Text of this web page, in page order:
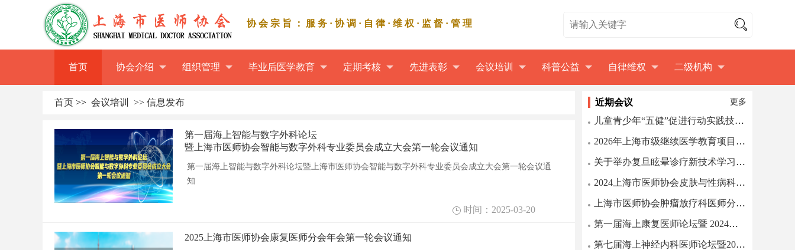
协会宗旨：服务·协调·自律·维权·监督·管理
首页 协会介绍 组织管理 毕业后医学教育 定期考核 先进表彰 会议培训 科普公益 自律维权 二级机构
首页 >> 会议培训 >> 信息发布
第一届海上智能与数字外科论坛
暨上海市医师协会智能与数字外科专业委员会成立大会第一轮会议通知
第一届海上智能与数字外科论坛暨上海市医师协会智能与数字外科专业委员会成立大会第一轮会议通
知
时间：2025-03-20
2025上海市医师协会康复医师分会年会第一轮会议通知
近期会议 更多
儿童青少年“五健”促进行动实践技能培训班
2026年上海市级继续医学教育项目招生通知
关于举办复旦眩晕诊疗新技术学习班的通知
2024上海市医师协会皮肤与性病科医师分会年会上海市医学会皮...
上海市医师协会肿瘤放疗科医师分会第七届年会第一轮通知
第一届海上康复医师论坛暨 2024上海市医师协会康复医师分会...
第七届海上神经内科医师论坛暨2022上海市医师协会神经内科医...